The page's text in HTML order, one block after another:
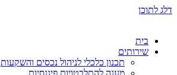
דלג לתוכן
בית
שירותים
תכנון כלכלי לניהול נכסים והשקעות
מענה להתלבטויות פיננסיות